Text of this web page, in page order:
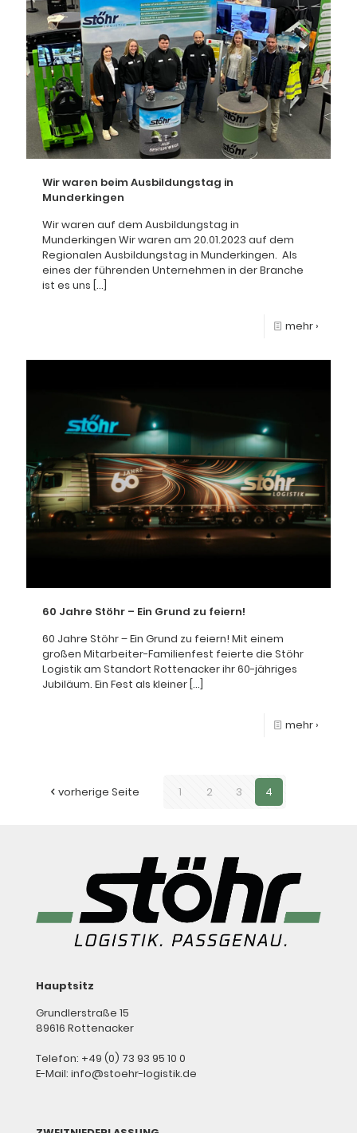
Wir waren beim Ausbildungstag in
Munderkingen
Wir waren auf dem Ausbildungstag in
Munderkingen Wir waren am 20.01.2023 auf dem
Regionalen Ausbildungstag in Munderkingen. Als
eines der führenden Unternehmen in der Branche
ist es uns […]
mehr ›
60 Jahre Stöhr – Ein Grund zu feiern!
60 Jahre Stöhr – Ein Grund zu feiern! Mit einem
großen Mitarbeiter-Familienfest feierte die Stöhr
Logistik am Standort Rottenacker ihr 60-jähriges
Jubiläum. Ein Fest als kleiner […]
mehr ›
vorherige Seite 1 2 3 4
Hauptsitz
Grundlerstraße 15
89616 Rottenacker
Telefon: +49 (0) 73 93 95 10 0
E-Mail: info@stoehr-logistik.de